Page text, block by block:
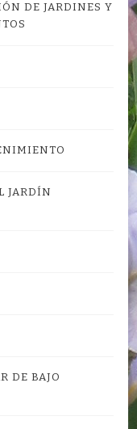
DE JARDINES Y
JARDÍN
DE BAJO